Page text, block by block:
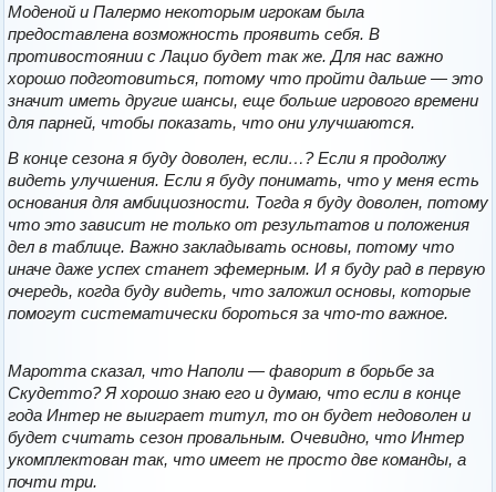
Моденой и Палермо некоторым игрокам была
предоставлена возможность проявить себя. В
противостоянии с Лацио будет так же. Для нас важно
хорошо подготовиться, потому что пройти дальше — это
значит иметь другие шансы, еще больше игрового времени
для парней, чтобы показать, что они улучшаются.
В конце сезона я буду доволен, если…? Если я продолжу
видеть улучшения. Если я буду понимать, что у меня есть
основания для амбициозности. Тогда я буду доволен, потому
что это зависит не только от результатов и положения
дел в таблице. Важно закладывать основы, потому что
иначе даже успех станет эфемерным. И я буду рад в первую
очередь, когда буду видеть, что заложил основы, которые
помогут систематически бороться за что-то важное.
Маротта сказал, что Наполи — фаворит в борьбе за
Скудетто? Я хорошо знаю его и думаю, что если в конце
года Интер не выиграет титул, то он будет недоволен и
будет считать сезон провальным. Очевидно, что Интер
укомплектован так, что имеет не просто две команды, а
почти три.